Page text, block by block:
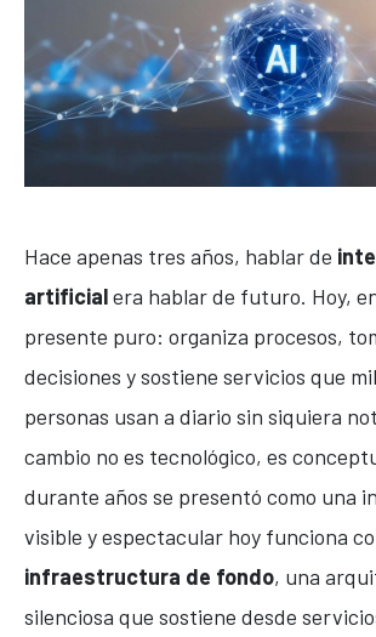
Hace apenas tres años, hablar de
artificialera hablar de futuro. Hoy,
presente puro: organiza procesos,
decisiones y sostiene servicios que
personas usan a diario sin siquiera
cambio no es tecnológico, es
durante años se presentó como una
visible y espectacular hoy funciona
infraestructura de fondo, una
silenciosa que sostiene desde